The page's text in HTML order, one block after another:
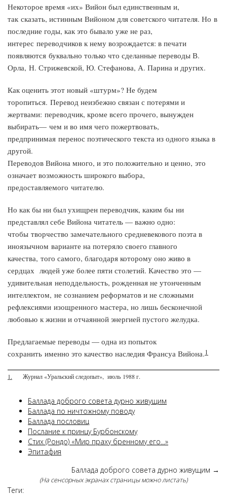
Некоторое время «их» Вийон был единственным и,
так сказать, истинным Вийоном для советского читателя. Но в
последние годы, как это бывало уже не раз,
интерес переводчиков к нему возрождается: в печати
появляются буквально только что сделанные переводы В.
Орла, Н. Стрижевской, Ю. Стефанова, А. Парина и других.
Как оценить этот новый «штурм»? Не будем
торопиться. Перевод неизбежно связан с потерями и
жертвами: переводчик, кроме всего прочего, вынужден
выбирать— чем и во имя чего пожертвовать,
предпринимая перенос поэтического текста из одного языка в
другой.
Переводов Вийона много, и это положительно и ценно, это
означает возможность широкого выбора,
предоставляемого читателю.
Но как бы ни был ухищрен переводчик, каким бы ни
представлял себе Вийона читатель — важно одно:
чтобы творчество замечательного средневекового поэта в
иноязычном варианте на потеряло своего главного
качества, того самого, благодаря которому оно живо в
сердцах людей уже более пяти столетий. Качество это —
удивительная неподдельность, рожденная не утонченным
интеллектом, не сознанием реформатов и не сложными
рефлексиями изощренного мастера, но лишь бесконечной
любовью к жизни и отчаянной энергией пустого желудка.
Предлагаемые переводы — одна из попыток
сохранить именно это качество наследия Франсуа Вийона.1
1. Журнал «Уральский следопыт», июль 1988 г.
Баллада доброго совета дурно живущим
Баллада по ничтожному поводу
Баллада пословиц
Послание к принцу Бурбонскому
Стих (Рондо) «Мир праху бренному его...»
Эпитафия
Баллада доброго совета дурно живущим →
(На сенсорных экранах страницы можно листать)
Теги: